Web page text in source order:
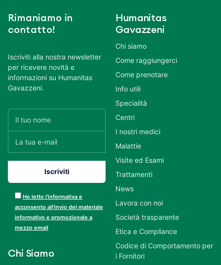
Rimaniamo in
contatto!
Iscriviti alla nostra newsletter
per ricevere novità e
informazioni su Humanitas
Gavazzeni.
Ho letto l’informativa e
acconsento all’invio del materiale
informativo e promozionale a
mezzo email
Chi Siamo
Humanitas
Gavazzeni
Chi siamo
Come raggiungerci
Come prenotare
Info utili
Specialità
Centri
I nostri medici
Malattie
Visite ed Esami
Trattamenti
News
Lavora con noi
Società trasparente
Etica e Compliance
Codice di Comportamento per
i Fornitori